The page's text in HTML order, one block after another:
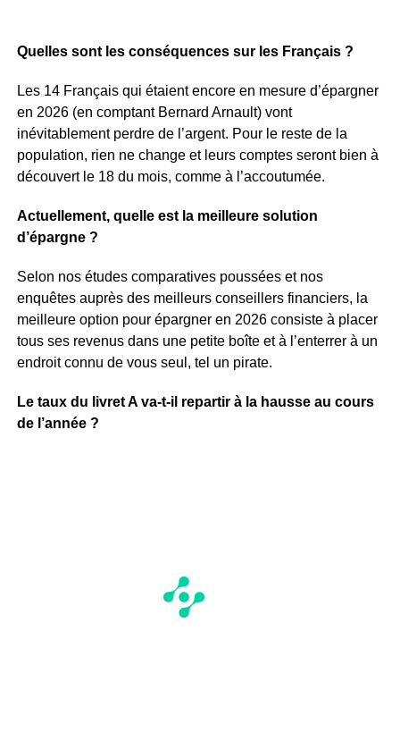
Quelles sont les conséquences sur les Français ?
Les 14 Français qui étaient encore en mesure d’épargner
en 2026 (en comptant Bernard Arnault) vont
inévitablement perdre de l’argent. Pour le reste de la
population, rien ne change et leurs comptes seront bien à
découvert le 18 du mois, comme à l’accoutumée.
Actuellement, quelle est la meilleure solution
d’épargne ?
Selon nos études comparatives poussées et nos
enquêtes auprès des meilleurs conseillers financiers, la
meilleure option pour épargner en 2026 consiste à placer
tous ses revenus dans une petite boîte et à l’enterrer à un
endroit connu de vous seul, tel un pirate.
Le taux du livret A va-t-il repartir à la hausse au cours
de l’année ?